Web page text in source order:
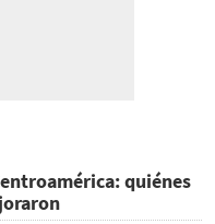
quiénes